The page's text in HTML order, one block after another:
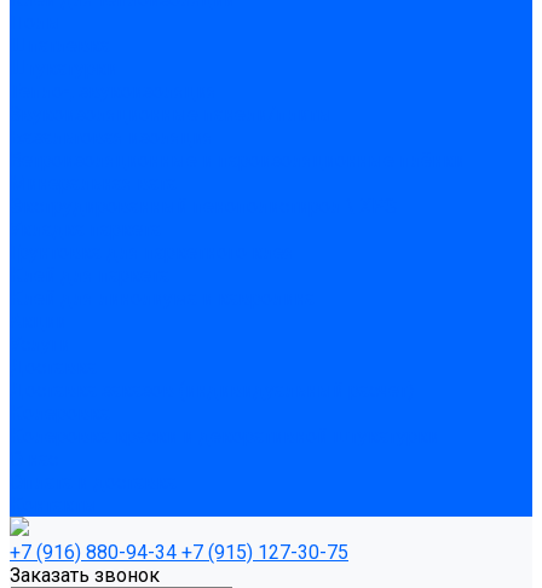
+7 (916) 880-94-34 +7 (915) 127-30-75
Заказать звонок